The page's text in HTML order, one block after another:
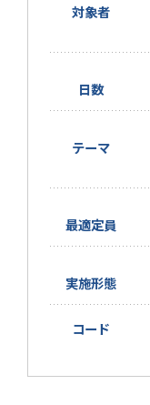
対象者
日数
テーマ
最適定員
実施形態
コード